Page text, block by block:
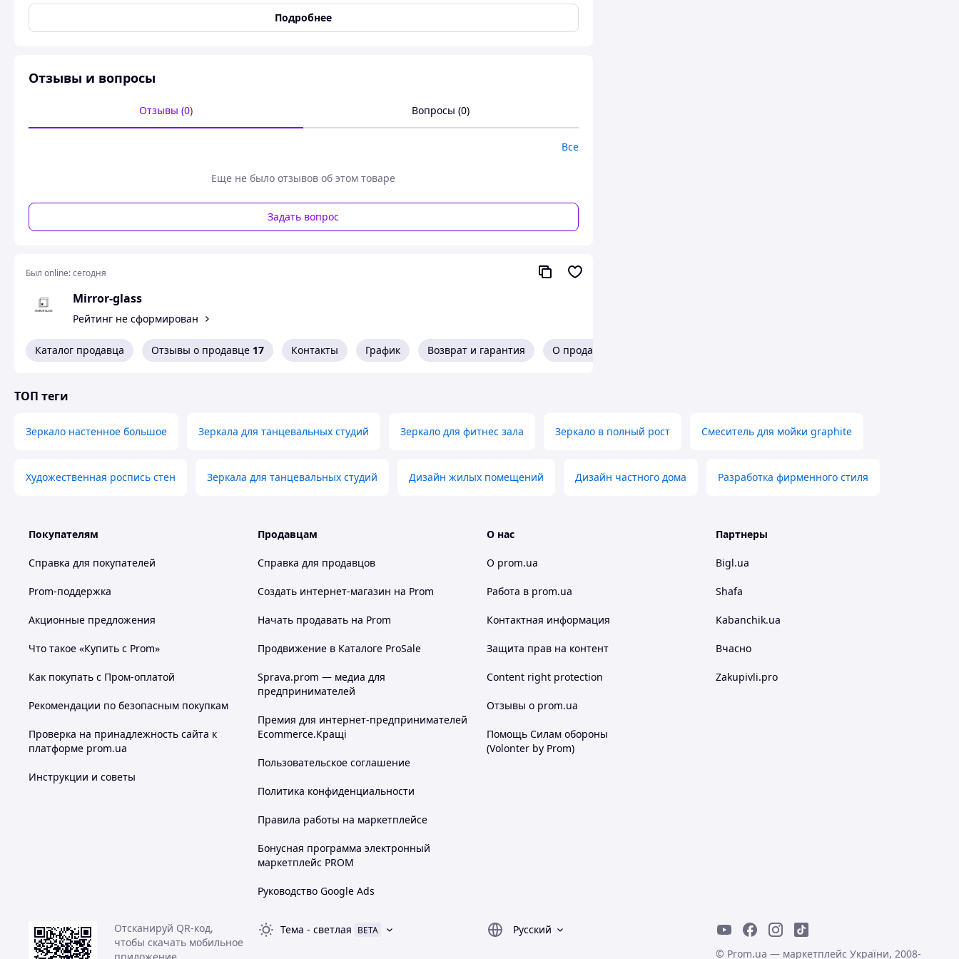
Доставка новой почтой цена примерно, зависит от веса и количества зеркал 1700-2100грн
Подробнее
Отзывы и вопросы
Отзывы (0) Вопросы (0)
Все
Еще не было отзывов об этом товаре
Задать вопрос
Был online:сегодня
Mirror-glass
Рейтинг не сформирован
Каталог продавца Отзывы о продавце 17 Контакты График Возврат и гарантия О продавце
ТОП теги
Зеркало настенное большое Зеркала для танцевальных студий Зеркало для фитнес зала Зеркало в полный рост Смеситель для мойки graphite
Художественная роспись стен Зеркала для танцевальных студий Дизайн жилых помещений Дизайн частного дома Разработка фирменного стиля
Покупателям
Справка для покупателей
Prom-поддержка
Акционные предложения
Что такое «Купить с Prom»
Как покупать с Пром-оплатой
Рекомендации по безопасным покупкам
Проверка на принадлежность сайта к
платформе prom.ua
Инструкции и советы
Продавцам
Справка для продавцов
Создать интернет-магазин на Prom
Начать продавать на Prom
Продвижение в Каталоге ProSale
Sprava.prom — медиа для
предпринимателей
Премия для интернет-предпринимателей
Ecommerce.Кращі
Пользовательское соглашение
Политика конфиденциальности
Правила работы на маркетплейсе
Бонусная программа электронный
маркетплейс PROM
Руководство Google Ads
О нас
О prom.ua
Работа в prom.ua
Контактная информация
Защита прав на контент
Content right protection
Отзывы о prom.ua
Помощь Силам обороны
(Volonter by Prom)
Партнеры
Bigl.ua
Shafa
Kabanchik.ua
Вчасно
Zakupivli.pro
Отсканируй QR-код,
чтобы скачать мобильное
Тема - светлая BETA
Русский
© Prom.ua — маркетплейс України, 2008-